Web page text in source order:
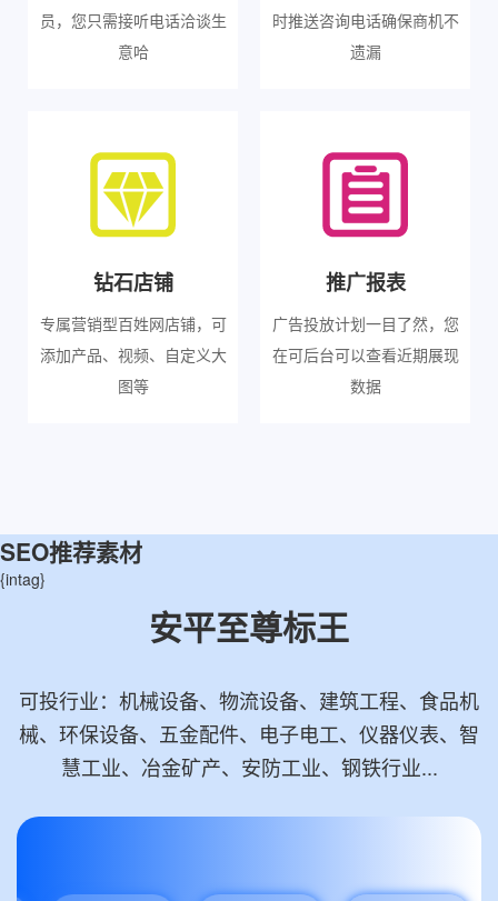
员，您只需接听电话洽谈生
意哈
时推送咨询电话确保商机不
遗漏
钻石店铺
专属营销型百姓网店铺，可
添加产品、视频、自定义大
图等
推广报表
广告投放计划一目了然，您
在可后台可以查看近期展现
数据
SEO推荐素材
{intag}
安平至尊标王
可投行业：机械设备、物流设备、建筑工程、食品机
械、环保设备、五金配件、电子电工、仪器仪表、智
慧工业、冶金矿产、安防工业、钢铁行业...